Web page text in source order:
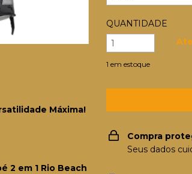
Máxima!
2 em 1 Rio Beach
QUANTIDADE
1 em estoque
Compra
Seus dados